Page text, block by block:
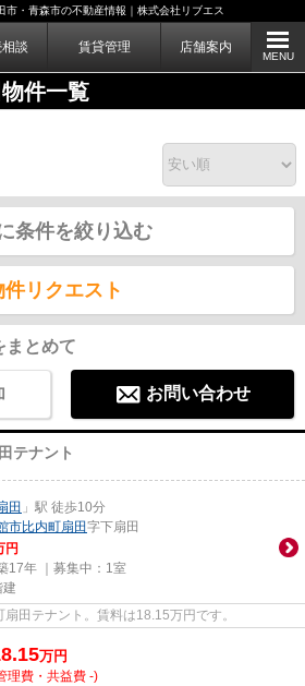
市・青森市の不動産情報｜株式会社リブエス
談 賃貸管理 店舗案内
MENU
件一覧
条件を絞り込む
件リクエスト
まとめて
お問い合わせ
テナント
田 」駅 徒歩10分
市比内町扇田字下扇田
円
17年 ｜募集中： 1室
建
田テナント。賃料は18.15万円です。
万円
理費・共益費 -)